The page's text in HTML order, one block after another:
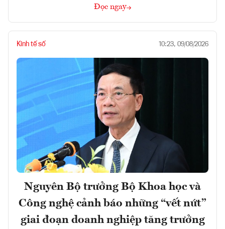
Đọc ngay
Kinh tế số 10:23, 09/08/2026
Nguyên Bộ trưởng Bộ Khoa học và
Công nghệ cảnh báo những “vết nứt”
giai đoạn doanh nghiệp tăng trưởng